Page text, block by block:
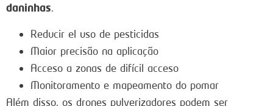
daninhas.
Reducir el uso de pesticidas
Maior precisão na aplicação
Acceso a zonas de difícil acceso
Monitoramento e mapeamento do pomar
Além disso, os drones pulverizadores podem ser